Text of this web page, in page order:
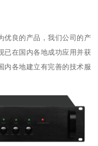
优良的产品，我们公司的产
已在国内各地成功应用并获
内各地建立有完善的技术服